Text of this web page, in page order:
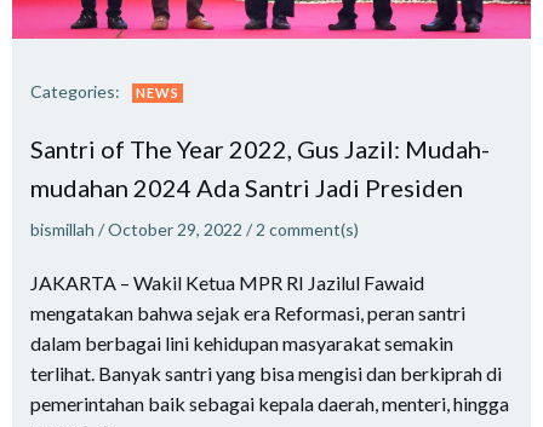
Categories: NEWS
Santri of The Year 2022, Gus Jazil: Mudah-
mudahan 2024 Ada Santri Jadi Presiden
bismillah /October 29, 2022 / 2 comment(s)
JAKARTA – Wakil Ketua MPR RI Jazilul Fawaid
mengatakan bahwa sejak era Reformasi, peran santri
dalam berbagai lini kehidupan masyarakat semakin
terlihat. Banyak santri yang bisa mengisi dan berkiprah di
pemerintahan baik sebagai kepala daerah, menteri, hingga